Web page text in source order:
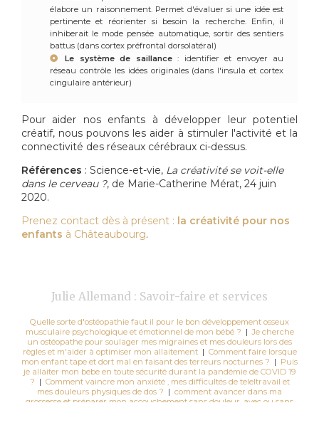
élabore un raisonnement. Permet d'évaluer si une idée est
pertinente et réorienter si besoin la recherche. Enfin, il
inhiberait le mode pensée automatique, sortir des sentiers
battus (dans cortex préfrontal dorsolatéral)
Le système de saillance: identifier et envoyer au
réseau contrôle les idées originales (dans l'insula et cortex
cingulaire antérieur)
Pour aider nos enfants à développer leur potentiel
créatif, nous pouvons les aider à stimuler l'activité et la
connectivité des réseaux cérébraux ci-dessus.
Références : Science-et-vie, La créativité se voit-elle
dans le cerveau ?, de Marie-Catherine Mérat, 24 juin
2020.
Prenez contact dès à présent : la créativité pour nos
enfants à Châteaubourg.
Julie Allemand : Savoir-faire et services
Quelle sorte d'ostéopathie faut il pour le bon développement osseux
musculaire psychologique et émotionnel de mon bébé ? |Je cherche
un ostéopathe pour soulager mes migraines et mes douleurs lors des
règles et m'aider à optimiser mon allaitement| Comment faire lorsque
mon enfant tape et dort mal en faisant des terreurs nocturnes ? | Puis
je allaiter mon bebe en toute sécurité durant la pandémie de COVID 19
? | Comment vaincre mon anxiété , mes difficultés de teleltravail et
mes douleurs physiques de dos ? | comment avancer dans ma
grossesse et préparer mon accouchement sans douleur, avec ou sans